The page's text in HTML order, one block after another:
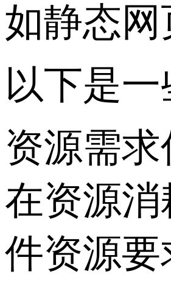
如静态
以下是
资源需
在资源
件资源